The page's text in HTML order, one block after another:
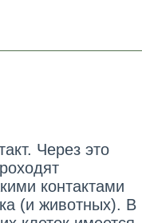
Через это
контактами
(и животных). В